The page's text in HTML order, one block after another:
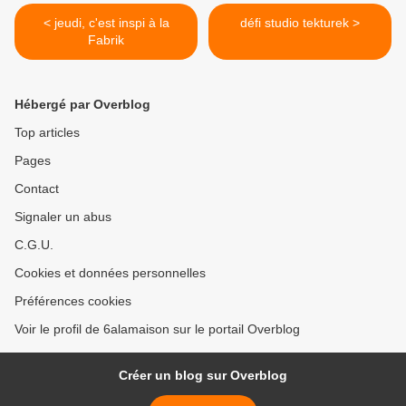
< jeudi, c'est inspi à la
Fabrik
défi studio tekturek >
Hébergé par Overblog
Top articles
Pages
Contact
Signaler un abus
C.G.U.
Cookies et données personnelles
Préférences cookies
Voir le profil de 6alamaison sur le portail Overblog
Créer un blog sur Overblog